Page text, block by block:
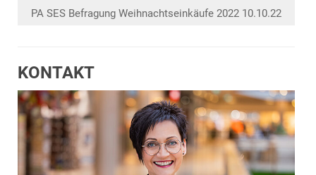
PA SES Befragung Weihnachtseinkäufe 2022 10.10.22
KONTAKT